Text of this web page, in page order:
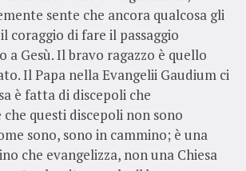
sente che ancora qualcosa gli
coraggio di fare il passaggio
a Gesù. Il bravo ragazzo è quello
Il Papa nella Evangelii Gaudium ci
è fatta di discepoli che
che questi discepoli non sono
sono, sono in cammino; è una
che evangelizza, non una Chiesa